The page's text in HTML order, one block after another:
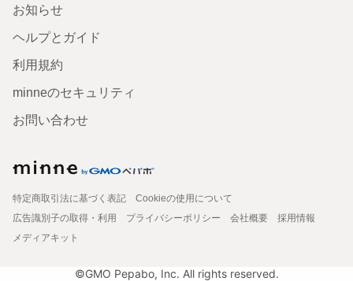
お知らせ
ヘルプとガイド
利用規約
minneのセキュリティ
お問い合わせ
特定商取引法に基づく表記
Cookieの使用について
広告識別子の取得・利用
プライバシーポリシー 会社概要
採用情報
メディアキット
©GMO Pepabo, Inc. All rights reserved.